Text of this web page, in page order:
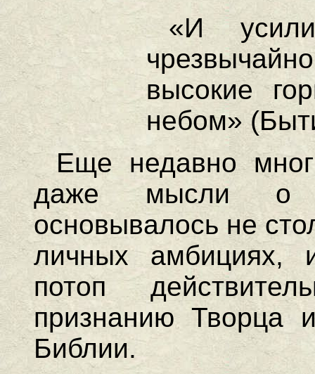
«И
высокие
небом»
Еще недавно
даже мысли о
основывалось не
личных амбициях,
потоп
признанию Творца
Библии.